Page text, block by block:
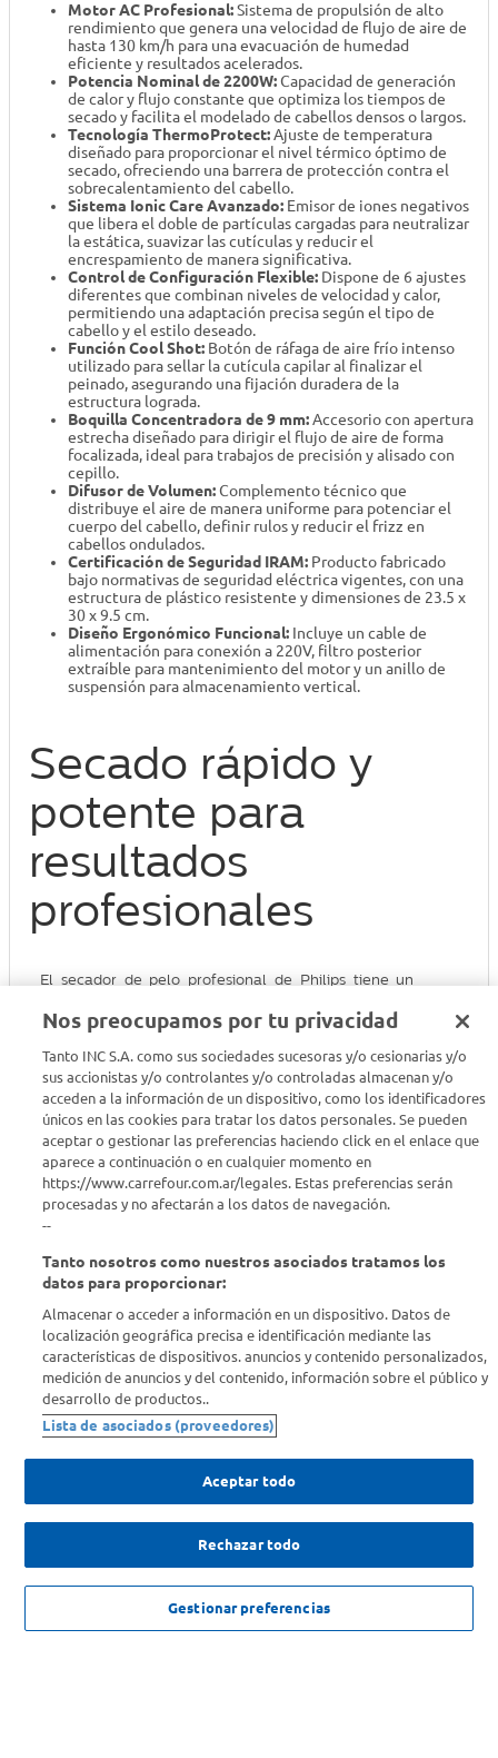
NO DISPONIBLE
Motor AC Profesional:Sistema de propulsión de alto
rendimiento que genera una velocidad de flujo de aire de
hasta 130 km/h para una evacuación de humedad
eficiente y resultados acelerados.
Potencia Nominal de 2200W:Capacidad de generación
de calor y flujo constante que optimiza los tiempos de
secado y facilita el modelado de cabellos densos o largos.
Tecnología ThermoProtect:Ajuste de temperatura
diseñado para proporcionar el nivel térmico óptimo de
secado, ofreciendo una barrera de protección contra el
sobrecalentamiento del cabello.
Sistema Ionic Care Avanzado: Emisor de iones negativos
que libera el doble de partículas cargadas para neutralizar
la estática, suavizar las cutículas y reducir el
encrespamiento de manera significativa.
Control de Configuración Flexible: Dispone de 6 ajustes
diferentes que combinan niveles de velocidad y calor,
permitiendo una adaptación precisa según el tipo de
cabello y el estilo deseado.
Función Cool Shot: Botón de ráfaga de aire frío intenso
utilizado para sellar la cutícula capilar al finalizar el
peinado, asegurando una fijación duradera de la
estructura lograda.
Boquilla Concentradora de 9 mm:Accesorio con apertura
estrecha diseñado para dirigir el flujo de aire de forma
focalizada, ideal para trabajos de precisión y alisado con
cepillo.
Difusor de Volumen:Complemento técnico que
distribuye el aire de manera uniforme para potenciar el
cuerpo del cabello, definir rulos y reducir el frizz en
cabellos ondulados.
Certificación de Seguridad IRAM: Producto fabricado
bajo normativas de seguridad eléctrica vigentes, con una
estructura de plástico resistente y dimensiones de 23.5 x
30 x 9.5 cm.
Diseño Ergonómico Funcional: Incluye un cable de
alimentación para conexión a 220V, filtro posterior
extraíble para mantenimiento del motor y un anillo de
suspensión para almacenamiento vertical.
Secado rápido y
potente para
resultados
profesionales
El secador de pelo profesional de Philips tiene un
130 km/h* para entregar resultados profesionales.
También cuenta con el ajuste ThermoProtect que
permite una temperatura óptima a fin de proteger el
cabello del sobrecalentamiento.
2 veces más iones** para un cabello brillante
Motor de CA potente
Aire alta velocidad de hasta 130 km/h*
Doble de iones** para cabello brillante
Potente motor de CA
Potencia de secado de 2200 W
Características
Nos preocupamos por tu privacidad
Tanto INC S.A. como sus sociedades sucesoras y/o cesionarias y/o
sus accionistas y/o controlantes y/o controladas almacenan y/o
acceden a la información de un dispositivo, como los identificadores
únicos en las cookies para tratar los datos personales. Se pueden
aceptar o gestionar las preferencias haciendo click en el enlace que
aparece a continuación o en cualquier momento en
https://www.carrefour.com.ar/legales. Estas preferencias serán
procesadas y no afectarán a los datos de navegación.
--
Tanto nosotros como nuestros asociados tratamos los
datos para proporcionar:
Almacenar o acceder a información en un dispositivo. Datos de
localización geográfica precisa e identificación mediante las
características de dispositivos. anuncios y contenido personalizados,
medición de anuncios y del contenido, información sobre el público y
desarrollo de productos..
Lista de asociados (proveedores)
Aceptar todo
Rechazar todo
Gestionar preferencias